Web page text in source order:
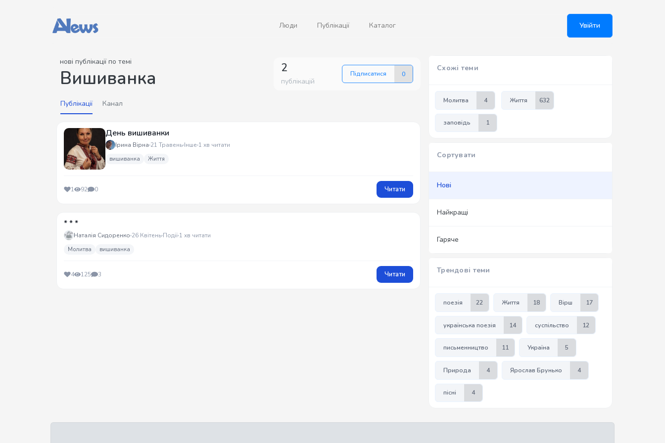
Люди Публікації Каталог Увійти
нові публікації по темі
Вишиванка 2
публікацій
Підписатися 0
Публікації Канал
День вишиванки
Ірина Вірна 21 Травень Інше 1 хв читати
вишиванка Життя
1 92 0 Читати
* * *
Наталія Сидоренко 26 Квітень Події 1 хв читати
Молитва вишиванка
4 125 3 Читати
Схожі теми
Молитва 4 Життя 632
заповідь 1
Сортувати
Нові
Найкращі
Гаряче
Трендові теми
поезія 22 Життя 18 Вірш 17
українська поезія 14 суспільство 12
письменництво 11 Україна 5
Природа 4 Ярослав Брунько 4
пісні 4